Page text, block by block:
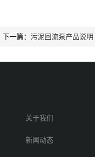
下一篇： 污泥回流泵产品说明
关于我们
新闻动态